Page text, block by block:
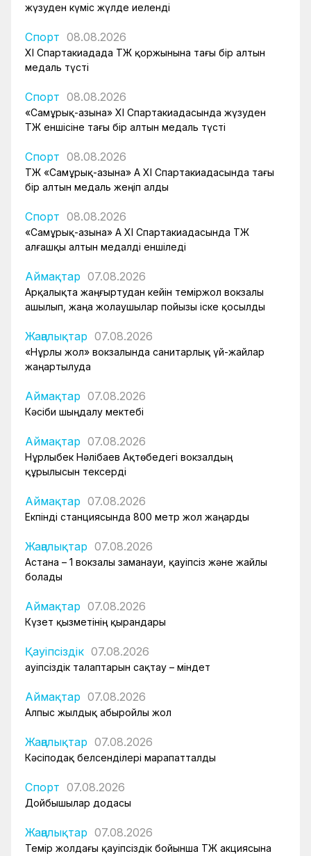
жүзуден күміс жүлде иеленді
Спорт 08.08.2026
XI Спартакиадада ҚТЖ қоржынына тағы бір алтын
медаль түсті
Спорт 08.08.2026
«Самұрық-Қазына» XI Спартакиадасында жүзуден
ҚТЖ еншісіне тағы бір алтын медаль түсті
Спорт 08.08.2026
ҚТЖ «Самұрық-Қазына» АҚ XI Спартакиадасында тағы
бір алтын медаль жеңіп алды
Спорт 08.08.2026
«Самұрық-Қазына» АҚ XI Спартакиадасында ҚТЖ
алғашқы алтын медалді еншіледі
Аймақтар 07.08.2026
Арқалықта жаңғыртудан кейін теміржол вокзалы
ашылып, жаңа жолаушылар пойызы іске қосылды
Жаңалықтар 07.08.2026
«Нұрлы жол» вокзалында санитарлық үй-жайлар
жаңартылуда
Аймақтар 07.08.2026
Кәсіби шыңдалу мектебі
Аймақтар 07.08.2026
Нұрлыбек Нәлібаев Ақтөбедегі вокзалдың
құрылысын тексерді
Аймақтар 07.08.2026
Екпінді станциясында 800 метр жол жаңарды
Жаңалықтар 07.08.2026
Астана – 1 вокзалы заманауи, қауіпсіз және жайлы
болады
Аймақтар 07.08.2026
Күзет қызметінің қырандары
Қауіпсіздік 07.08.2026
Қауіпсіздік талаптарын сақтау – міндет
Аймақтар 07.08.2026
Алпыс жылдық абыройлы жол
Жаңалықтар 07.08.2026
Кәсіподақ белсенділері марапатталды
Спорт 07.08.2026
Дойбышылар додасы
Жаңалықтар 07.08.2026
Темір жолдағы қауіпсіздік бойынша ҚТЖ акциясына